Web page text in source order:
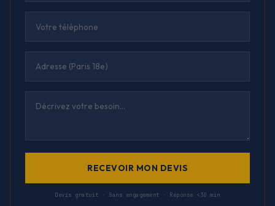
RECEVOIR MON DEVIS
Devis gratuit · Sans engagement · Réponse <30 min